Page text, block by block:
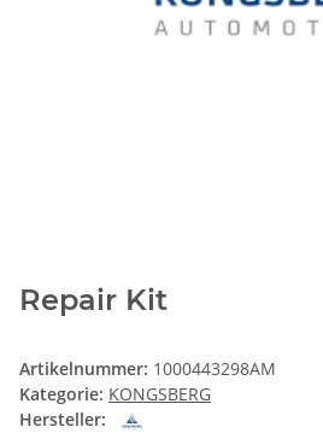
Repair Kit
Artikelnummer: 1000443298AM
Kategorie: KONGSBERG
Hersteller: